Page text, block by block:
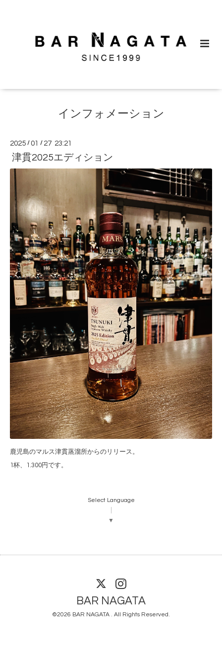
インフォメーション
2025 /01 / 27 23:21
津貫2025エディション
鹿児島のマルス津貫蒸溜所からのリリース。
1杯、1.300円です。
Select Language
▼
BAR NAGATA
©2026 BAR NAGATA . All Rights Reserved.